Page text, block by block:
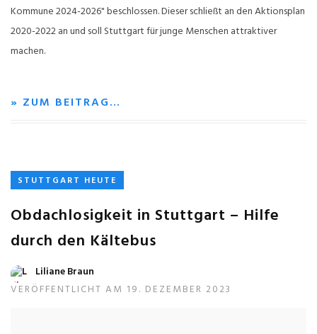
Kommune 2024-2026" beschlossen. Dieser schließt an den Aktionsplan
2020-2022 an und soll Stuttgart für junge Menschen attraktiver
machen.
» ZUM BEITRAG…
STUTTGART HEUTE
Obdachlosigkeit in Stuttgart – Hilfe
durch den Kältebus
Liliane Braun
VERÖFFENTLICHT AM 19. DEZEMBER 2023